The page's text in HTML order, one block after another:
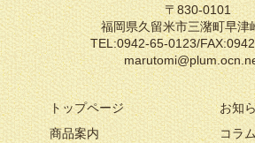
〒830-0101
福岡県久留米市三潴町早津
TEL:0942-65-0123/
トップページ
商品案内
お知
コラ